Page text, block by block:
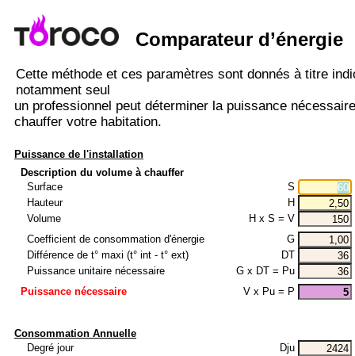
Comparateur d’énergie
Cette méthode et ces paramètres sont donnés à titre
notamment seul
un professionnel peut déterminer la puissance
chauffer votre habitation.
Puissance de l'installation
Description du volume à chauffer
Surface
S
Hauteur
H
Volume
H x S = V
Coefficient de consommation d'énergie
G
Différence de t° maxi (t° int - t° ext)
DT
Puissance unitaire nécessaire
G x DT = Pu
Puissance nécessaire
V x Pu = P
Consommation Annuelle
Degré jour
Dju